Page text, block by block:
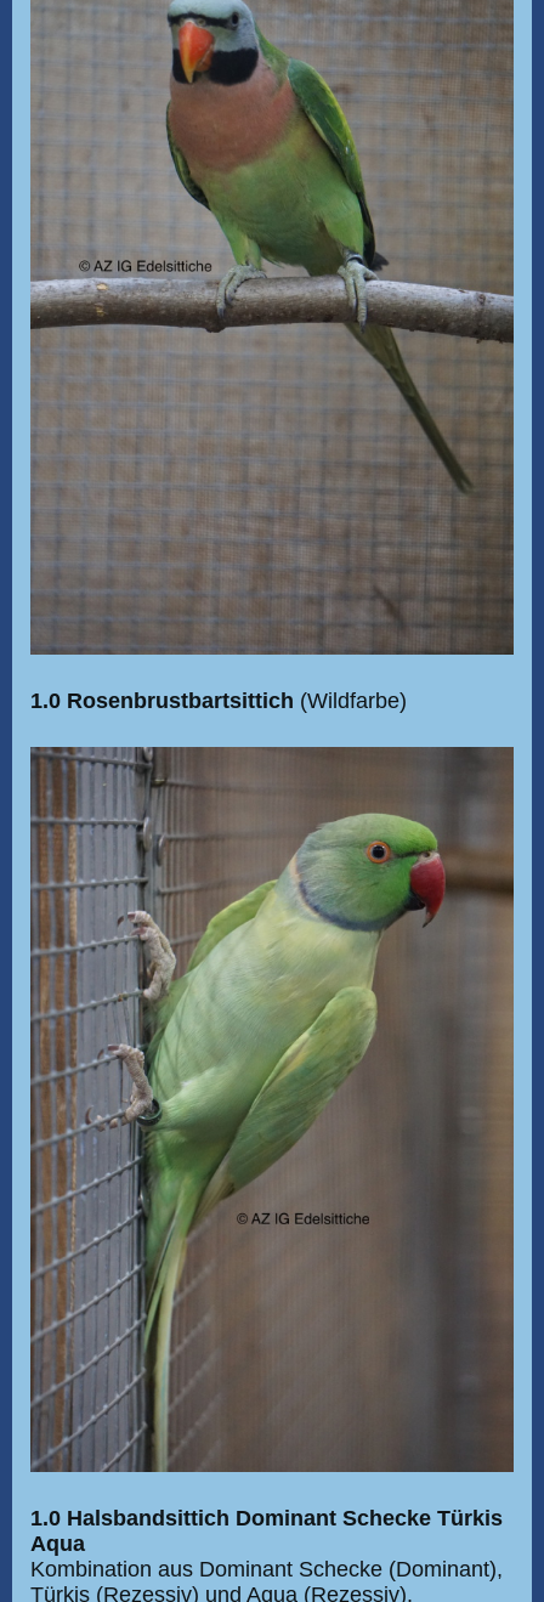
1.0 Rosenbrustbartsittich (Wildfarbe)
1.0 Halsbandsittich Dominant Schecke Türkis
Aqua
Kombination aus Dominant Schecke (Dominant),
Türkis (Rezessiv) und Aqua (Rezessiv).